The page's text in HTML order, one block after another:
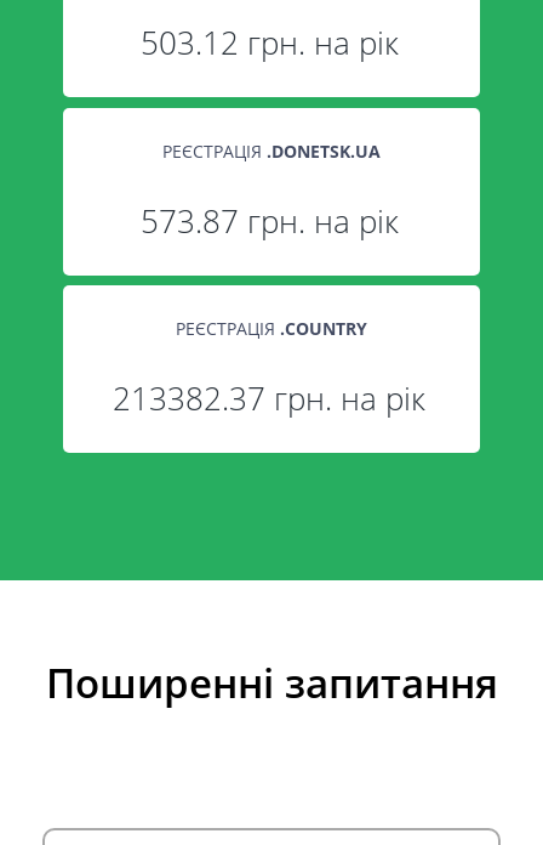
503.12 грн. на рік
РЕЄСТРАЦІЯ .DONETSK.UA
573.87 грн. на рік
РЕЄСТРАЦІЯ .COUNTRY
213382.37 грн. на рік
Поширенні запитання